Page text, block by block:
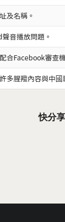
及名稱。
音播放問題。
合Facebook審查
多腥羶內容與中
快分